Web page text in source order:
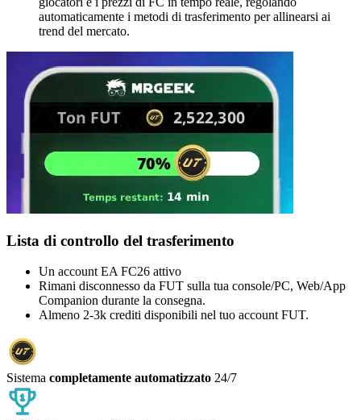
automaticamente i metodi di trasferimento per allinearsi ai
trend del mercato.
Lista di controllo del trasferimento
Un account EA FC26 attivo
Rimani disconnesso da FUT sulla tua console/PC, Web/App
Companion durante la consegna.
Almeno 2-3k crediti disponibili nel tuo account FUT.
Sistema completamente automatizzato 24/7